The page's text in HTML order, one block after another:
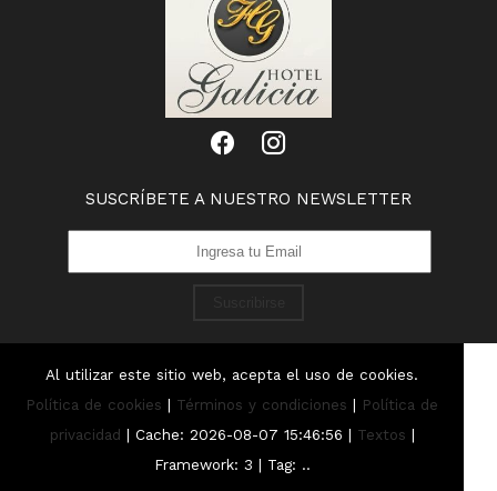
SUSCRÍBETE A NUESTRO NEWSLETTER
Al utilizar este sitio web, acepta el uso de cookies.
Política de cookies | Términos y condiciones | Política de
privacidad | Cache: 2026-08-07 15:46:56 | Textos |
Framework: 3 | Tag: ..